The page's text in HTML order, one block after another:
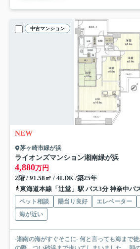
中古マンション
NEW
茅ヶ崎市緑が浜
ライオンズマンション湘南緑が浜
4,880万円
2階 / 91.58㎡ / 4LDK /築25年
東海道本線「辻堂」駅 バス3分 神奈中バス「茅
ペット相談 陽当り良好 エレベーター
海が近い
-湘南の海がすぐそこに- 何と言っても海まで徒歩5分の立地。 写真撮影